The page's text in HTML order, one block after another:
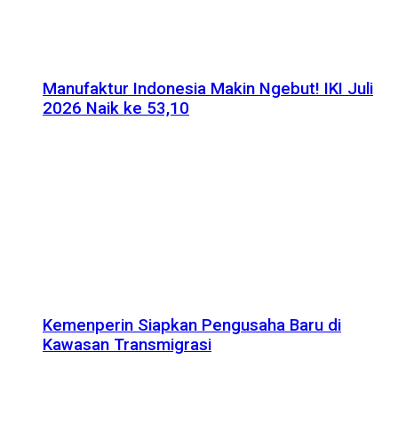
Manufaktur Indonesia Makin Ngebut! IKI Juli
2026 Naik ke 53,10
Kemenperin Siapkan Pengusaha Baru di
Kawasan Transmigrasi